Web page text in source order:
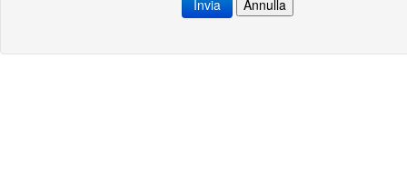
Invia Annulla